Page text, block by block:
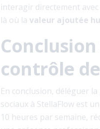
interagir directement
là où la valeur ajoutée
contrôle
En conclusion, déléguer
sociaux à StellaFlow est
10 heures par semaine,